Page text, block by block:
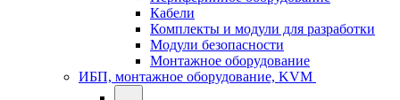
Кабели
Комплекты и модули для разработки
Модули безопасности
Монтажное оборудование
ИБП, монтажное оборудование, KVM